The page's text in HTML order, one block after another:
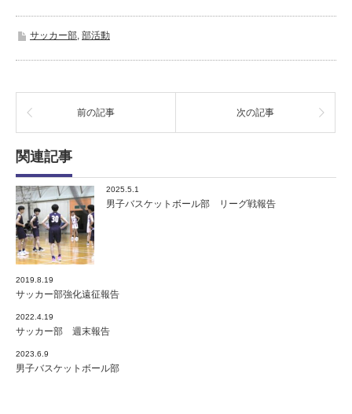
サッカー部, 部活動
前の記事 次の記事
関連記事
2025.5.1
男子バスケットボール部 リーグ戦報告
2019.8.19
サッカー部強化遠征報告
2022.4.19
サッカー部 週末報告
2023.6.9
男子バスケットボール部